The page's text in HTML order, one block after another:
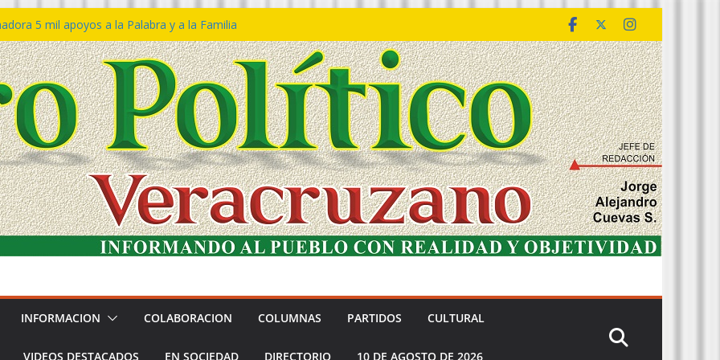
5 mil apoyos a la Palabra y a la Familia
Declaraciones de Procedencia en contra
𝙂𝙤𝙗𝙞𝙚𝙧𝙣𝙤 𝙙𝙚𝙡 𝙀𝙨𝙩𝙖𝙙𝙤 𝙖 𝙙𝙞𝙨𝙛𝙧𝙪𝙩𝙖𝙧
𝙙𝙚𝙡 𝙈𝙖𝙧 𝙚𝙣 𝘾𝙤𝙖𝙩𝙯𝙖𝙘𝙤𝙖𝙡𝙘𝙤𝙨
de policías con vocación de servicio y
SSP
Bravo rechaza acusaciones y asegura que
solicitud de desafuero
INFORMACION COLABORACION COLUMNAS PARTIDOS CULTURAL
VIDEOS DESTACADOS EN SOCIEDAD DIRECTORIO 10 DE AGOSTO DE 2026